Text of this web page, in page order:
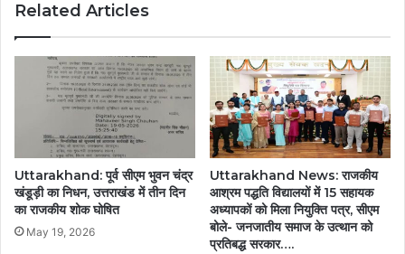
Related Articles
Uttarakhand: पूर्व सीएम भुवन चंद्र
खंडूड़ी का निधन, उत्तराखंड में तीन दिन
का राजकीय शोक घोषित
May 19, 2026
Uttarakhand News: राजकीय
आश्रम पद्धति विद्यालयों में 15 सहायक
अध्यापकों को मिला नियुक्ति पत्र, सीएम
बोले- जनजातीय समाज के उत्थान को
प्रतिबद्ध सरकार….